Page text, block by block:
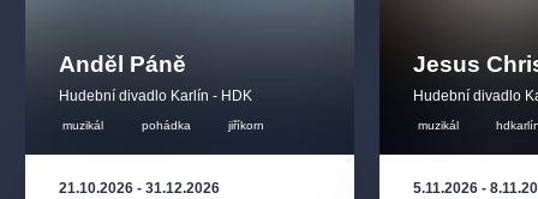
Anděl Páně
Hudební divadlo Karlín - HDK
muzikál pohádka jiříkorn
21.10.2026 - 31.12.2026
Jesus
Hudební divadlo
muzikál
5.11.2026 -